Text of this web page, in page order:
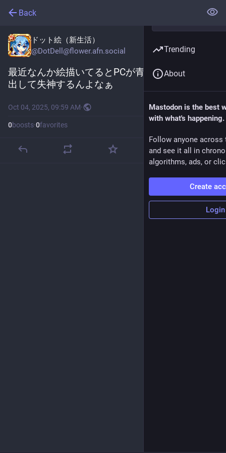
Back
ドット絵（新生活）
@DotDell@flower.afn.social
最近なんか絵描いてるとPCが青画面とQRコード
出して失神するんよなぁ
Oct 04, 2025, 09:59 AM·
0boosts·0favorites
Trending
About
Mastodon is the best
with what's happening.
Follow anyone across
and see it all in
algorithms, ads, or
Create
Login